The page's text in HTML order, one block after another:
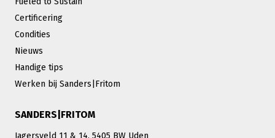
Certificering
Condities
Nieuws
Handige tips
Werken bij Sanders|Fritom
SANDERS|FRITOM
Jagersveld 11 & 14, 5405 BW Uden